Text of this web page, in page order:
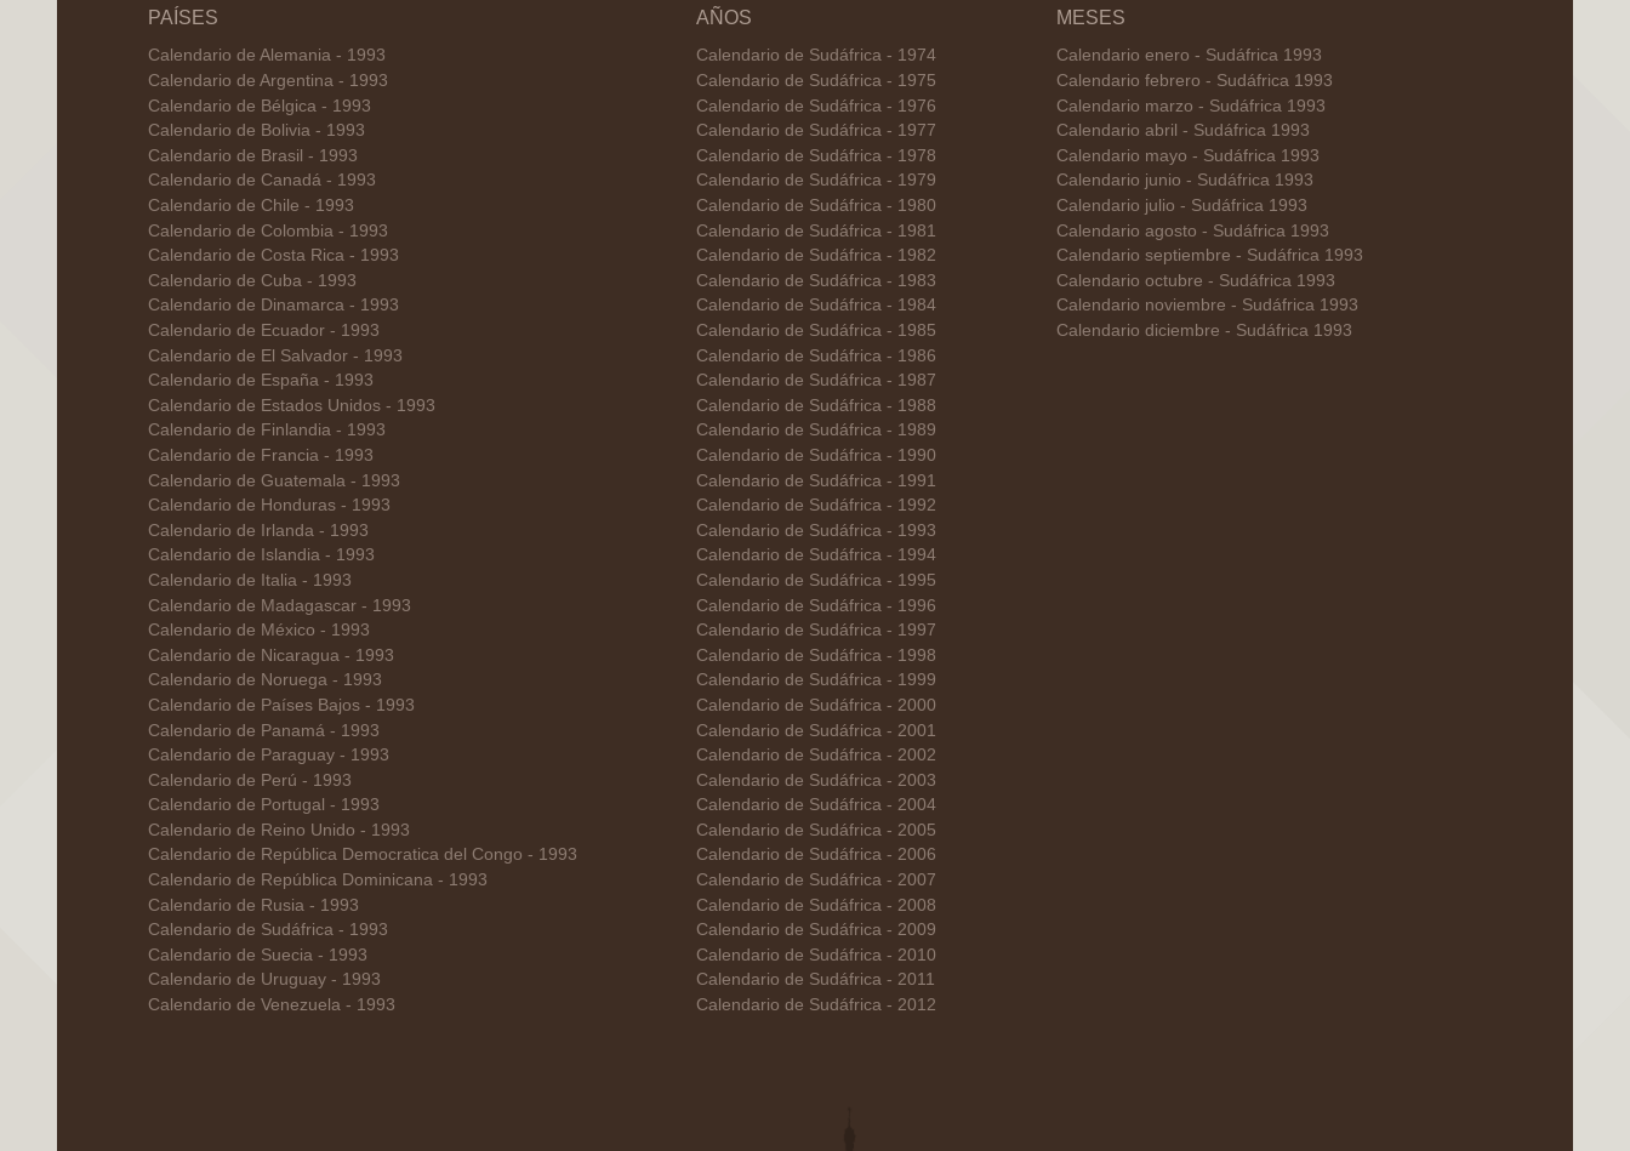
PAÍSES
Calendario de Alemania - 1993
Calendario de Argentina - 1993
Calendario de Bélgica - 1993
Calendario de Bolivia - 1993
Calendario de Brasil - 1993
Calendario de Canadá - 1993
Calendario de Chile - 1993
Calendario de Colombia - 1993
Calendario de Costa Rica - 1993
Calendario de Cuba - 1993
Calendario de Dinamarca - 1993
Calendario de Ecuador - 1993
Calendario de El Salvador - 1993
Calendario de España - 1993
Calendario de Estados Unidos - 1993
Calendario de Finlandia - 1993
Calendario de Francia - 1993
Calendario de Guatemala - 1993
Calendario de Honduras - 1993
Calendario de Irlanda - 1993
Calendario de Islandia - 1993
Calendario de Italia - 1993
Calendario de Madagascar - 1993
Calendario de México - 1993
Calendario de Nicaragua - 1993
Calendario de Noruega - 1993
Calendario de Países Bajos - 1993
Calendario de Panamá - 1993
Calendario de Paraguay - 1993
Calendario de Perú - 1993
Calendario de Portugal - 1993
Calendario de Reino Unido - 1993
Calendario de República Democratica del Congo - 1993
Calendario de República Dominicana - 1993
Calendario de Rusia - 1993
Calendario de Sudáfrica - 1993
Calendario de Suecia - 1993
Calendario de Uruguay - 1993
Calendario de Venezuela - 1993
AÑOS
Calendario de Sudáfrica - 1974
Calendario de Sudáfrica - 1975
Calendario de Sudáfrica - 1976
Calendario de Sudáfrica - 1977
Calendario de Sudáfrica - 1978
Calendario de Sudáfrica - 1979
Calendario de Sudáfrica - 1980
Calendario de Sudáfrica - 1981
Calendario de Sudáfrica - 1982
Calendario de Sudáfrica - 1983
Calendario de Sudáfrica - 1984
Calendario de Sudáfrica - 1985
Calendario de Sudáfrica - 1986
Calendario de Sudáfrica - 1987
Calendario de Sudáfrica - 1988
Calendario de Sudáfrica - 1989
Calendario de Sudáfrica - 1990
Calendario de Sudáfrica - 1991
Calendario de Sudáfrica - 1992
Calendario de Sudáfrica - 1993
Calendario de Sudáfrica - 1994
Calendario de Sudáfrica - 1995
Calendario de Sudáfrica - 1996
Calendario de Sudáfrica - 1997
Calendario de Sudáfrica - 1998
Calendario de Sudáfrica - 1999
Calendario de Sudáfrica - 2000
Calendario de Sudáfrica - 2001
Calendario de Sudáfrica - 2002
Calendario de Sudáfrica - 2003
Calendario de Sudáfrica - 2004
Calendario de Sudáfrica - 2005
Calendario de Sudáfrica - 2006
Calendario de Sudáfrica - 2007
Calendario de Sudáfrica - 2008
Calendario de Sudáfrica - 2009
Calendario de Sudáfrica - 2010
Calendario de Sudáfrica - 2011
Calendario de Sudáfrica - 2012
MESES
Calendario enero - Sudáfrica 1993
Calendario febrero - Sudáfrica 1993
Calendario marzo - Sudáfrica 1993
Calendario abril - Sudáfrica 1993
Calendario mayo - Sudáfrica 1993
Calendario junio - Sudáfrica 1993
Calendario julio - Sudáfrica 1993
Calendario agosto - Sudáfrica 1993
Calendario septiembre - Sudáfrica 1993
Calendario octubre - Sudáfrica 1993
Calendario noviembre - Sudáfrica 1993
Calendario diciembre - Sudáfrica 1993